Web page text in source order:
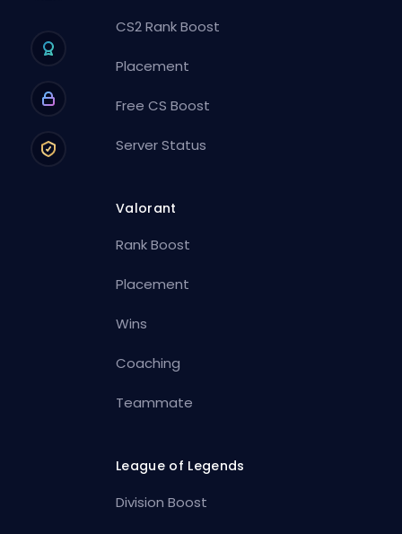
CS2 Rank Boost
Placement
Free CS Boost
Server Status
Valorant
Rank Boost
Placement
Wins
Coaching
Teammate
League of Legends
Division Boost